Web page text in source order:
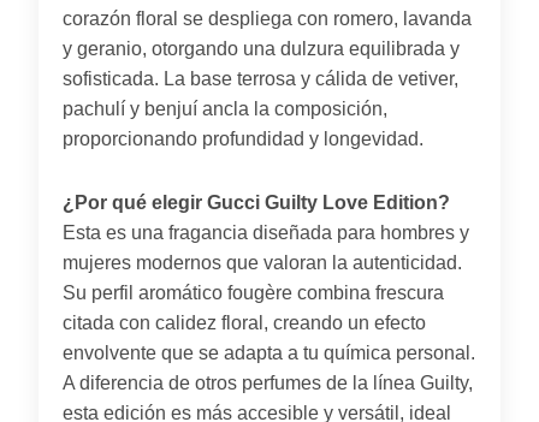
corazón floral se despliega con romero, lavanda
y geranio, otorgando una dulzura equilibrada y
sofisticada. La base terrosa y cálida de vetiver,
pachulí y benjuí ancla la composición,
proporcionando profundidad y longevidad.
¿Por qué elegir Gucci Guilty Love Edition?
Esta es una fragancia diseñada para hombres y
mujeres modernos que valoran la autenticidad.
Su perfil aromático fougère combina frescura
citada con calidez floral, creando un efecto
envolvente que se adapta a tu química personal.
A diferencia de otros perfumes de la línea Guilty,
esta edición es más accesible y versátil, ideal